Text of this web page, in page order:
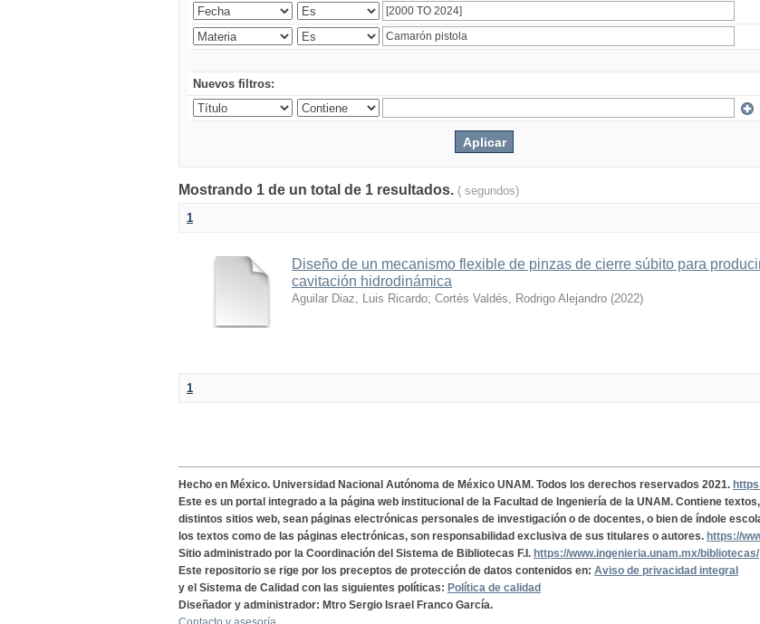
Nuevos filtros:
Mostrando 1 de un total de 1 resultados. ( segundos)
1
Diseño de un mecanismo flexible de pinzas de cierre súbito para
cavitación hidrodinámica
Aguilar Diaz, Luis Ricardo; Cortés Valdés, Rodrigo Alejandro (2022)
1
Hecho en México. Universidad Nacional Autónoma de México UNAM. Todos los derechos reservados 2021.
Este es un portal integrado a la página web institucional de la Facultad de Ingeniería de la UNAM. Contiene
distintos sitios web, sean páginas electrónicas personales de investigación o de docentes, o bien de índole
los textos como de las páginas electrónicas, son responsabilidad exclusiva de sus titulares o autores. https://
Sitio administrado por la Coordinación del Sistema de Bibliotecas F.I. https://www.ingenieria.unam.mx/bibliotecas/
Este repositorio se rige por los preceptos de protección de datos contenidos en: Aviso de privacidad integral
y el Sistema de Calidad con las siguientes políticas: Política de calidad
Diseñador y administrador: Mtro Sergio Israel Franco García.